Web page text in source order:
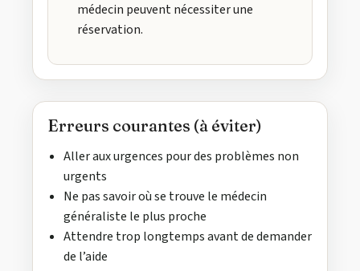
médecin peuvent nécessiter une
réservation.
Erreurs courantes (à éviter)
Aller aux urgences pour des problèmes non
urgents
Ne pas savoir où se trouve le médecin
généraliste le plus proche
Attendre trop longtemps avant de demander
de l’aide